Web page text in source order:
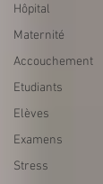
Hôpital
Maternité
Accouchement
Etudiants
Elèves
Examens
Stress